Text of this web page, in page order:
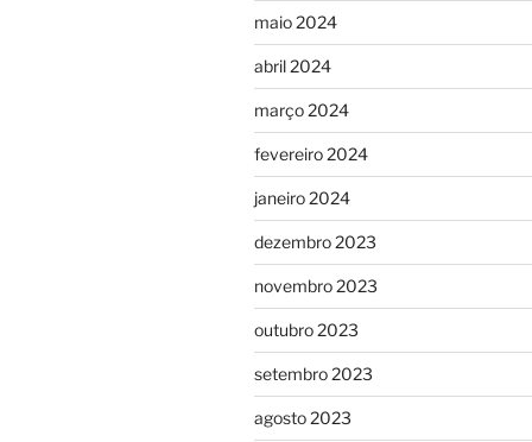
maio 2024
abril 2024
março 2024
fevereiro 2024
janeiro 2024
dezembro 2023
novembro 2023
outubro 2023
setembro 2023
agosto 2023